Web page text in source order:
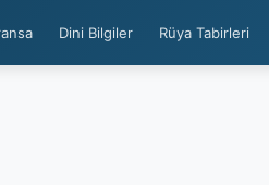
Dini Bilgiler Rüya Tabirleri